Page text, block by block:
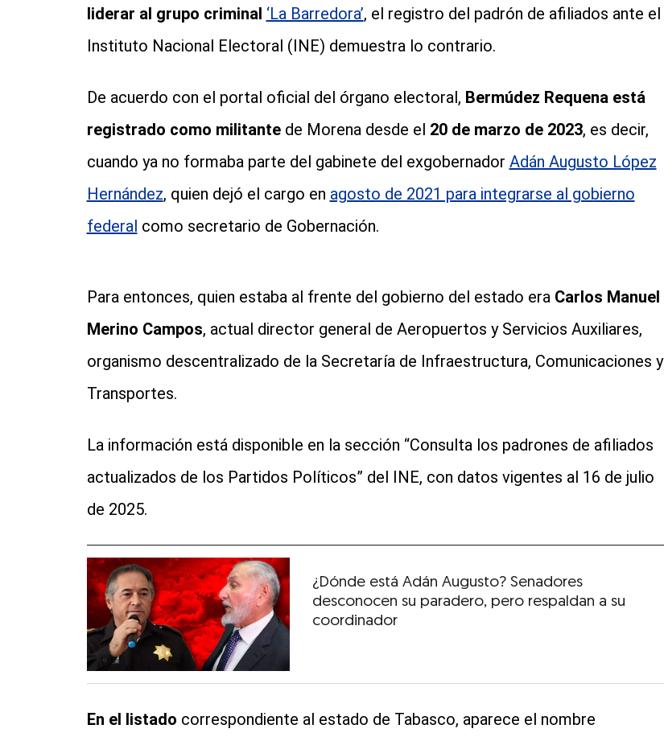
liderar al grupo criminal ‘La Barredora’, el registro del padrón de afiliados ante el
Instituto Nacional Electoral (INE) demuestra lo contrario.
De acuerdo con el portal oficial del órgano electoral, Bermúdez Requena está
registrado como militantede Morena desde el 20 de marzo de 2023, es decir,
cuando ya no formaba parte del gabinete del exgobernador Adán Augusto López
Hernández, quien dejó el cargo en agosto de 2021 para integrarse al gobierno
federal como secretario de Gobernación.
Para entonces, quien estaba al frente del gobierno del estado era Carlos Manuel
Merino Campos, actual director general de Aeropuertos y Servicios Auxiliares,
organismo descentralizado de la Secretaría de Infraestructura, Comunicaciones y
Transportes.
La información está disponible en la sección “Consulta los padrones de afiliados
actualizados de los Partidos Políticos” del INE, con datos vigentes al 16 de julio
de 2025.
¿Dónde está Adán Augusto? Senadores
desconocen su paradero, pero respaldan a su
coordinador
En el listado correspondiente al estado de Tabasco, aparece el nombre